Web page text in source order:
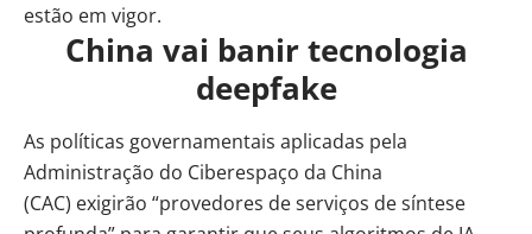
estão em vigor.
China vai banir tecnologia
deepfake
As políticas governamentais aplicadas pela
Administração do Ciberespaço da China
(CAC) exigirão “provedores de serviços de síntese